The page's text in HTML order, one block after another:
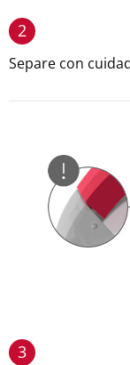
2
Separe con
3